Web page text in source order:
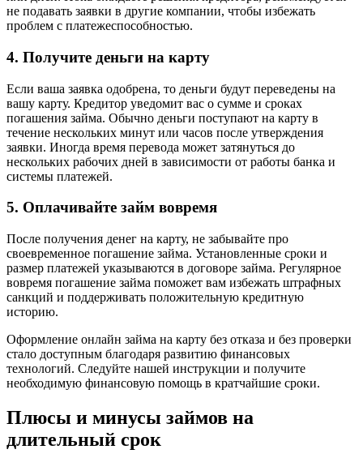
не подавать заявки в другие компании, чтобы избежать
проблем с платежеспособностью.
4. Получите деньги на карту
Если ваша заявка одобрена, то деньги будут переведены на
вашу карту. Кредитор уведомит вас о сумме и сроках
погашения займа. Обычно деньги поступают на карту в
течение нескольких минут или часов после утверждения
заявки. Иногда время перевода может затянуться до
нескольких рабочих дней в зависимости от работы банка и
системы платежей.
5. Оплачивайте займ вовремя
После получения денег на карту, не забывайте про
своевременное погашение займа. Установленные сроки и
размер платежей указываются в договоре займа. Регулярное
вовремя погашение займа поможет вам избежать штрафных
санкций и поддерживать положительную кредитную
историю.
Оформление онлайн займа на карту без отказа и без проверки
стало доступным благодаря развитию финансовых
технологий. Следуйте нашей инструкции и получите
необходимую финансовую помощь в кратчайшие сроки.
Плюсы и минусы займов на
длительный срок